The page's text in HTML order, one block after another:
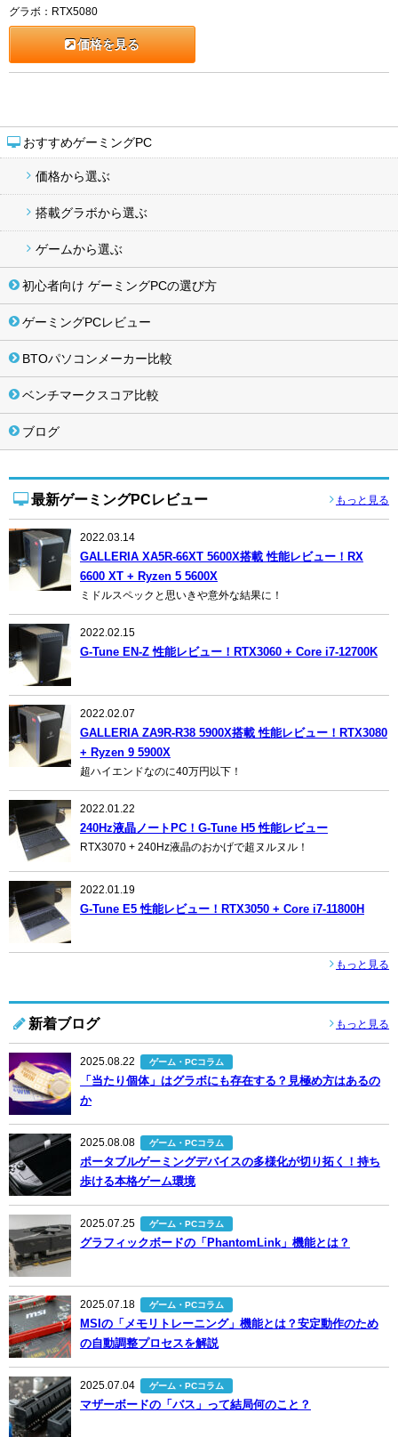
おすすめゲーミングPC
価格から選ぶ
搭載グラボから選ぶ
ゲームから選ぶ
初心者向け ゲーミングPCの選び方
ゲーミングPCレビュー
BTOパソコンメーカー比較
ベンチマークスコア比較
ブログ
最新ゲーミングPCレビュー もっと見る
2022.03.14
GALLERIA XA5R-66XT 5600X搭載 性能レビュー！RX
6600 XT + Ryzen 5 5600X
ミドルスペックと思いきや意外な結果に！
2022.02.15
G-Tune EN-Z 性能レビュー！RTX3060 + Core i7-12700K
2022.02.07
GALLERIA ZA9R-R38 5900X搭載 性能レビュー！RTX3080
+ Ryzen 9 5900X
超ハイエンドなのに40万円以下！
2022.01.22
240Hz液晶ノートPC！G-Tune H5 性能レビュー
RTX3070 + 240Hz液晶のおかげで超ヌルヌル！
2022.01.19
G-Tune E5 性能レビュー！RTX3050 + Core i7-11800H
もっと見る
新着ブログ もっと見る
2025.08.22 ゲーム・PCコラム
「当たり個体」はグラボにも存在する？見極め方はあるの
か
2025.08.08 ゲーム・PCコラム
ポータブルゲーミングデバイスの多様化が切り拓く！持ち
歩ける本格ゲーム環境
2025.07.25 ゲーム・PCコラム
グラフィックボードの「PhantomLink」機能とは？
2025.07.18 ゲーム・PCコラム
MSIの「メモリトレーニング」機能とは？安定動作のため
の自動調整プロセスを解説
2025.07.04 ゲーム・PCコラム
マザーボードの「バス」って結局何のこと？
グラボ：RTX5080
価格を見る